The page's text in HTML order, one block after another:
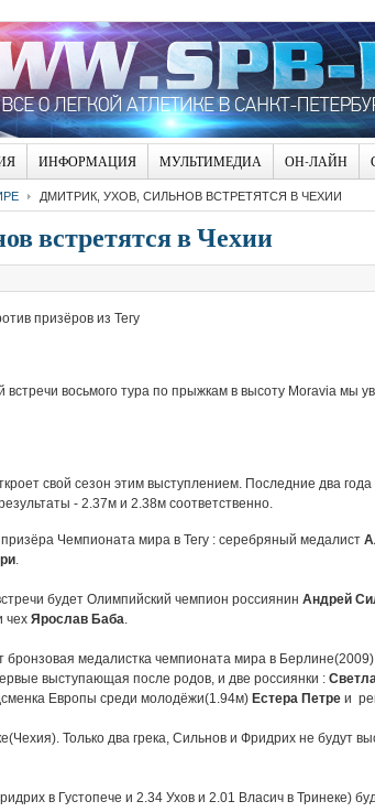
ИНФОРМАЦИЯ МУЛЬТИМЕДИА ОН-ЛАЙН
ДМИТРИК, УХОВ, СИЛЬНОВ ВСТРЕТЯТСЯ В ЧЕХИИ
встретятся в Чехии
призёров из Тегу
встречи восьмого тура по прыжкам в высоту Moravia мы
свой сезон этим выступлением. Последние два года
- 2.37м и 2.38м соответственно.
Чемпионата мира в Тегу : серебряный медалист
.
будет Олимпийский чемпион россиянин Андрей
чех Ярослав Баба.
медалистка чемпионата мира в Берлине(2009)
выступающая после родов, и две россиянки :
Европы среди молодёжи(1.94м) Естера Петре и
Только два грека, Сильнов и Фридрих не будут
в Густопече и 2.34 Ухов и 2.01 Власич в Тринеке)